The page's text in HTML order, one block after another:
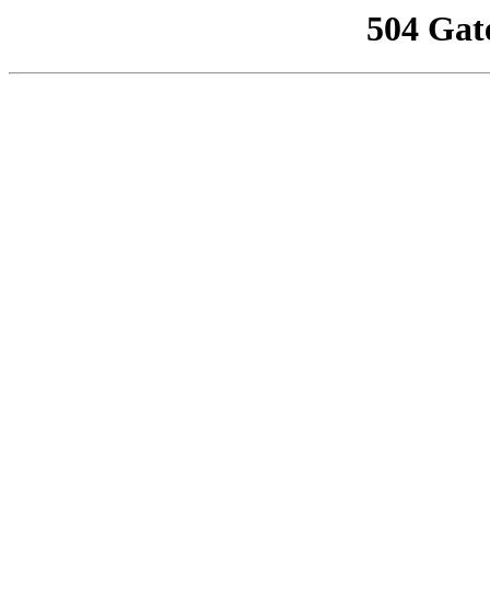
504